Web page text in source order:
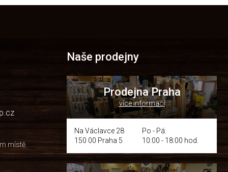
místě
Naše prodejny
Prodejna Praha
více informací
Na Václavce 28
150 00 Praha 5
Po - Pá:
10:00 - 18:00 hod.